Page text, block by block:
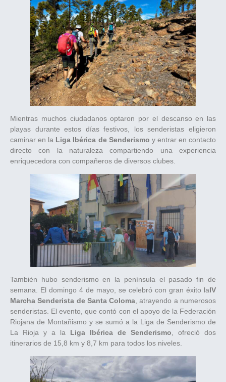
Mientras muchos ciudadanos optaron por el descanso en las
playas durante estos días festivos, los senderistas eligieron
caminar en la Liga Ibérica de Senderismo y entrar en contacto
directo con la naturaleza compartiendo una experiencia
enriquecedora con compañeros de diversos clubes.
También hubo senderismo en la península el pasado fin de
semana. El domingo 4 de mayo, se celebró con gran éxito laIV
Marcha Senderista de Santa Coloma, atrayendo a numerosos
senderistas. El evento, que contó con el apoyo de la Federación
Riojana de Montañismo y se sumó a la Liga de Senderismo de
La Rioja y a la Liga Ibérica de Senderismo, ofreció dos
itinerarios de 15,8 km y 8,7 km para todos los niveles.